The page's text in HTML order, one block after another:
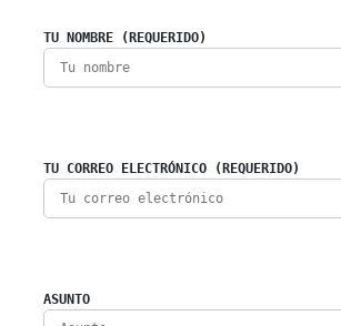
TU NOMBRE (REQUERIDO)
TU CORREO ELECTRÓNICO (REQUERIDO)
ASUNTO